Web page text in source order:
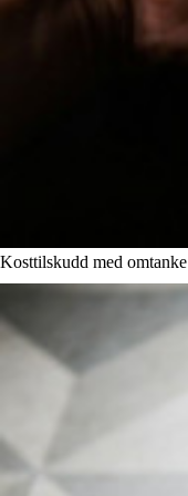
Kosttilskudd med